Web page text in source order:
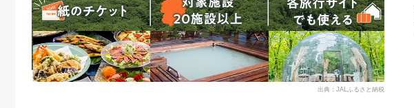
出典：JALふるさと納税